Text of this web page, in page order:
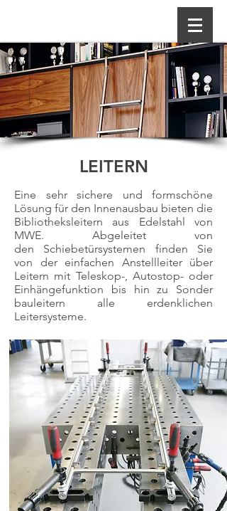
LEITERN
Eine sehr sichere und formschöne
Lösung für den Innenausbau bieten die
Bibliotheksleitern aus Edelstahl von
MWE. Abgeleitet von
den Schiebetürsystemen finden Sie
von der einfachen Anstellleiter über
Leitern mit Teleskop-, Autostop- oder
Einhängefunktion bis hin zu Sonder
bauleitern alle erdenklichen
Leitersysteme.